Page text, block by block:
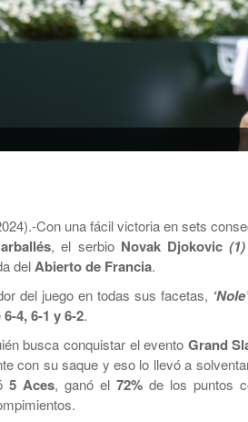
Con una fácil victoria en sets
, el serbio Novak Djokovic (1)
delAbierto de Francia.
del juego en todas sus facetas, ‘Nole’
6-4, 6-1 y 6-2.
busca conquistar el evento Grand
con su saque y eso lo llevó a
5 Aces, ganó el 72% de los puntos